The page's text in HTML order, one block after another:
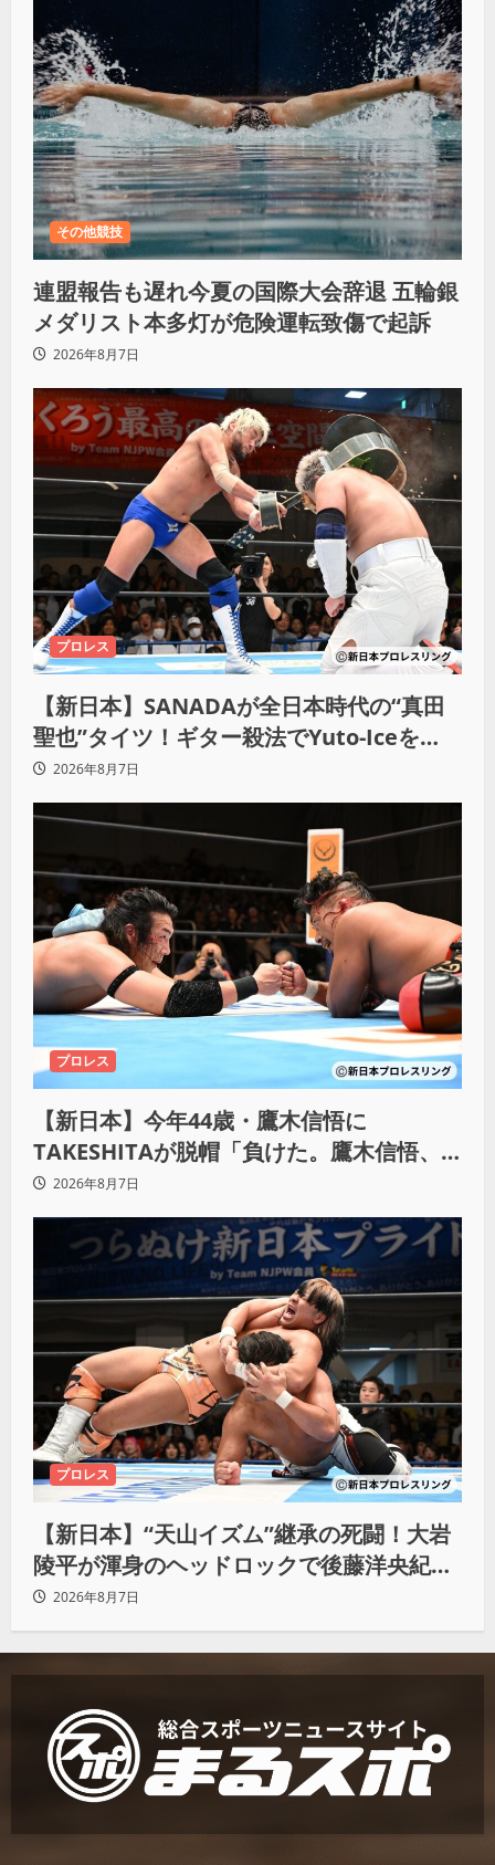
その他競技
連盟報告も遅れ今夏の国際大会辞退 五輪銀
メダリスト本多灯が危険運転致傷で起訴
2026年8月7日
プロレス
【新日本】SANADAが全日本時代の“真田
聖也”タイツ！ギター殺法でYuto-Iceを
KO「俺と闘う時は考えろ。感じるな」
2026年8月7日
プロレス
【新日本】今年44歳・鷹木信悟に
TAKESHITAが脱帽「負けた。鷹木信悟、
強いわ！」
2026年8月7日
プロレス
【新日本】“天山イズム”継承の死闘！大岩
陵平が渾身のヘッドロックで後藤洋央紀か
らタップ奪取 執念の「リベンジ＆4勝目」
2026年8月7日